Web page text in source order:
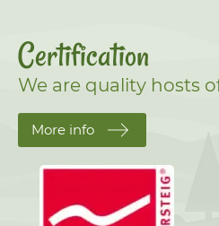
Certification
We are quality hosts
More info